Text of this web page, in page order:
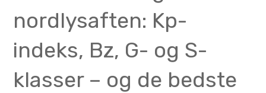
nordlysaften: Kp-
indeks, Bz, G- og S-
klasser – og de bedste